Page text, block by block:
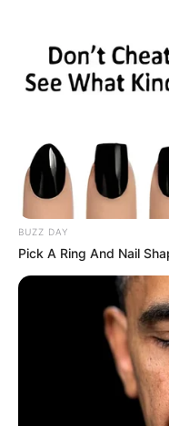
BUZZ DAY
Pick A Ring And Nail